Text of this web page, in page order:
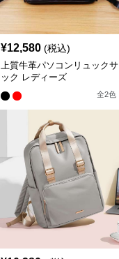
¥12,580 (税込)
上質牛革パソコンリュックサ
ック レディーズ
全2色